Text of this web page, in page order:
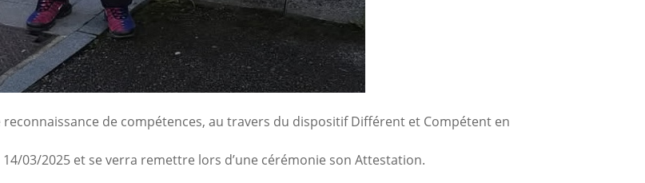
de compétences, au travers du dispositif Différent et Compétent en
03/2025 et se verra remettre lors d’une cérémonie son Attestation.